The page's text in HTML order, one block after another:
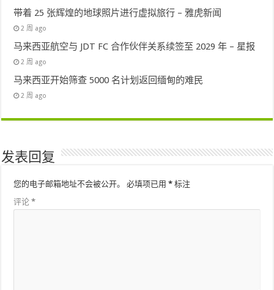
带着 25 张辉煌的地球照片进行虚拟旅行 – 雅虎新闻
2 周 ago
马来西亚航空与 JDT FC 合作伙伴关系续签至 2029 年 – 星报
2 周 ago
马来西亚开始筛查 5000 名计划返回缅甸的难民
2 周 ago
发表回复
您的电子邮箱地址不会被公开。 必填项已用* 标注
评论*